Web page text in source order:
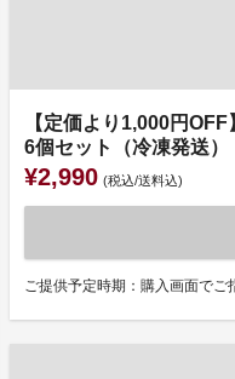
【定価より1,000円
6個セット（冷凍発送）
¥2,990 (税込/送料込)
ご提供予定時期：購入画面でご